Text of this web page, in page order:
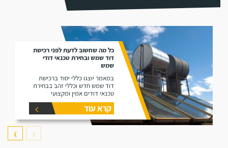
כל מה שחשוב לדעת לפני רכישת
דוד שמש ובחירת טכנאי דודי
שמש
במאמר יוצגו כללי יסוד ברכישת
דוד שמש חדש וכללי זהב בבחירת
טכנאי דודים אמין ומקצועי
קרא עוד
❮
❯